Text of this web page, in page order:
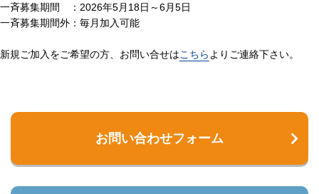
一斉募集期間 ：2026年5月18日～6月5日
一斉募集期間外：毎月加入可能
新規ご加入をご希望の方、お問い合せはこちら よりご連絡下さい。
お問い合わせフォーム